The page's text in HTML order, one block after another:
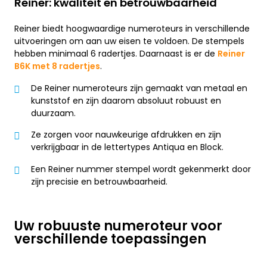
Reiner biedt hoogwaardige numeroteurs in verschillende
uitvoeringen om aan uw eisen te voldoen. De stempels
hebben minimaal 6 radertjes. Daarnaast is er de Reiner
B6K met 8 radertjes.
De Reiner numeroteurs zijn gemaakt van metaal en
kunststof en zijn daarom absoluut robuust en
duurzaam.
Ze zorgen voor nauwkeurige afdrukken en zijn
verkrijgbaar in de lettertypes Antiqua en Block.
Een Reiner nummer stempel wordt gekenmerkt door
zijn precisie en betrouwbaarheid.
Uw robuuste numeroteur voor
verschillende toepassingen